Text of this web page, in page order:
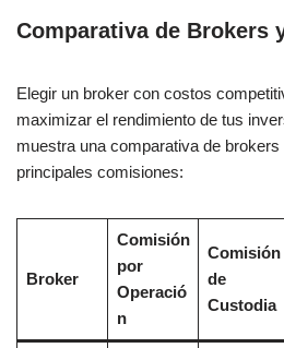
Comparativa de Brokers
Elegir un broker con costos
maximizar el rendimiento de tus
muestra una comparativa de
principales comisiones:
Broker
Comisión
por
Operació
n
Comisión
de
Custodia